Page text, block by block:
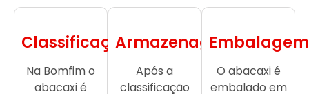
Classificação
Na Bomfim o
abacaxi é
Armazenagem
Após a
classificação
Embalagem
O abacaxi é
embalado em